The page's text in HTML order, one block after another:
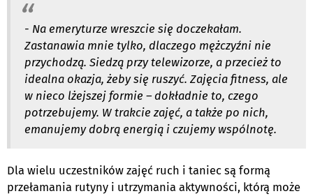
- Na emeryturze wreszcie się doczekałam.
Zastanawia mnie tylko, dlaczego mężczyźni nie
przychodzą. Siedzą przy telewizorze, a przecież to
idealna okazja, żeby się ruszyć. Zajęcia fitness, ale
w nieco lżejszej formie – dokładnie to, czego
potrzebujemy. W trakcie zajęć, a także po nich,
emanujemy dobrą energią i czujemy wspólnotę.
Dla wielu uczestników zajęć ruch i taniec są formą
przełamania rutyny i utrzymania aktywności, którą może